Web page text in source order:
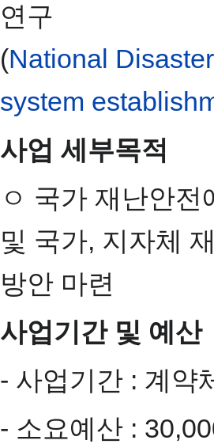
연구
(National
system
사업 세부목적
ㅇ 국가 재난안
및 국가, 지자체
방안 마련
사업기간 및 예산
- 사업기간 : 계약
- 소요예산 :